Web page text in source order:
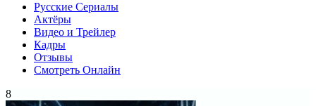
Русские Сериалы
Актёры
Видео и Трейлер
Кадры
Отзывы
Смотреть Онлайн
8